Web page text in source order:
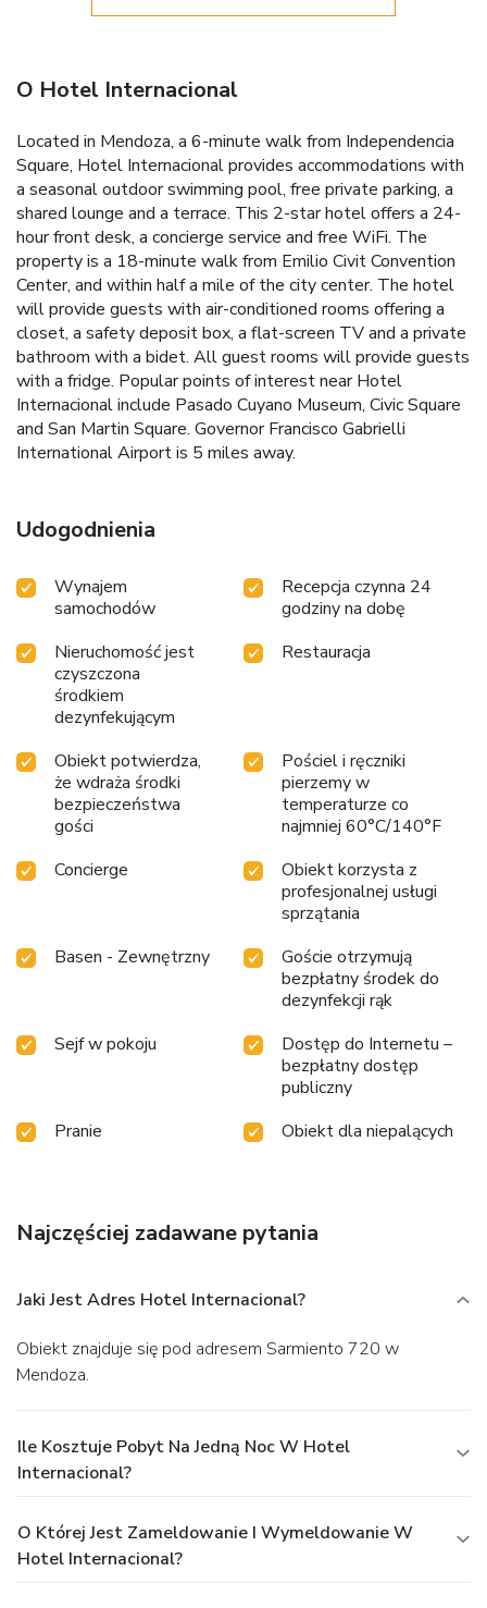
O Hotel Internacional
Located in Mendoza, a 6-minute walk from Independencia
Square, Hotel Internacional provides accommodations with
a seasonal outdoor swimming pool, free private parking, a
shared lounge and a terrace. This 2-star hotel offers a 24-
hour front desk, a concierge service and free WiFi. The
property is a 18-minute walk from Emilio Civit Convention
Center, and within half a mile of the city center. The hotel
will provide guests with air-conditioned rooms offering a
closet, a safety deposit box, a flat-screen TV and a private
bathroom with a bidet. All guest rooms will provide guests
with a fridge. Popular points of interest near Hotel
Internacional include Pasado Cuyano Museum, Civic Square
and San Martin Square. Governor Francisco Gabrielli
International Airport is 5 miles away.
Udogodnienia
Wynajem
samochodów
Recepcja czynna 24
godziny na dobę
Nieruchomość jest
czyszczona
środkiem
dezynfekującym
Restauracja
Obiekt potwierdza,
że wdraża środki
bezpieczeństwa
gości
Pościel i ręczniki
pierzemy w
temperaturze co
najmniej 60°C/140°F
Concierge
Obiekt korzysta z
profesjonalnej usługi
sprzątania
Basen - Zewnętrzny
Goście otrzymują
bezpłatny środek do
dezynfekcji rąk
Sejf w pokoju
Dostęp do Internetu –
bezpłatny dostęp
publiczny
Pranie
Obiekt dla niepalących
Najczęściej zadawane pytania
Jaki Jest Adres Hotel Internacional?
Obiekt znajduje się pod adresem Sarmiento 720 w
Mendoza.
Ile Kosztuje Pobyt Na Jedną Noc W Hotel
Internacional?
O Której Jest Zameldowanie I Wymeldowanie W
Hotel Internacional?